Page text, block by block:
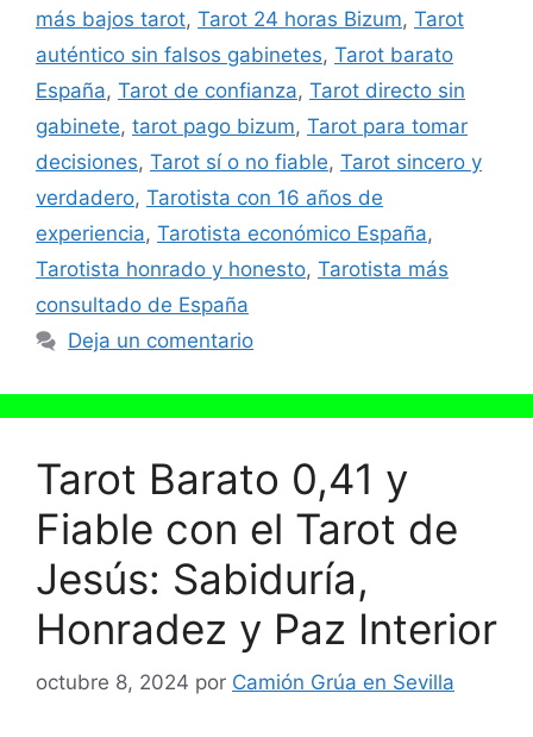
más bajos tarot, Tarot 24 horas Bizum, Tarot
auténtico sin falsos gabinetes, Tarot barato
España, Tarot de confianza, Tarot directo sin
gabinete, tarot pago bizum, Tarot para tomar
decisiones, Tarot sí o no fiable, Tarot sincero y
verdadero, Tarotista con 16 años de
experiencia, Tarotista económico España,
Tarotista honrado y honesto, Tarotista más
consultado de España
Deja un comentario
Tarot Barato 0,41 y
Fiable con el Tarot de
Jesús: Sabiduría,
Honradez y Paz Interior
octubre 8, 2024 por Camión Grúa en Sevilla